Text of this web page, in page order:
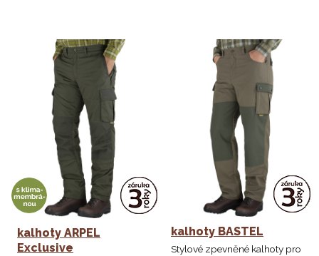
kalhoty ARPEL
Exclusive
kalhoty BASTEL
Stylové zpevněné kalhoty pro